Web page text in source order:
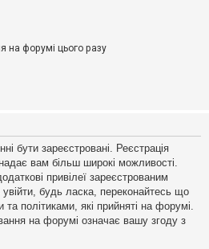
на форумі цього разу
бути зареєстровані. Реєстрація
вам більш широкі можливості.
привілеї зареєстрованим
будь ласка, переконайтесь що
політиками, які прийняті на форумі.
на форумі означає вашу згоду з